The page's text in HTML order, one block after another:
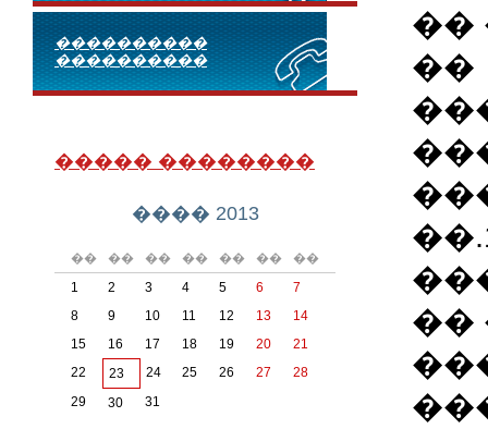
����������
����������
����� ��������
���� 2013
�� �� �� �� �� ��
��
1
2 3 4 5 6
7
8
9 10 11 12 13
14
15
16 17 18 19 20
21
22
23 24 25 26 27
28
29
30 31
��
��
��